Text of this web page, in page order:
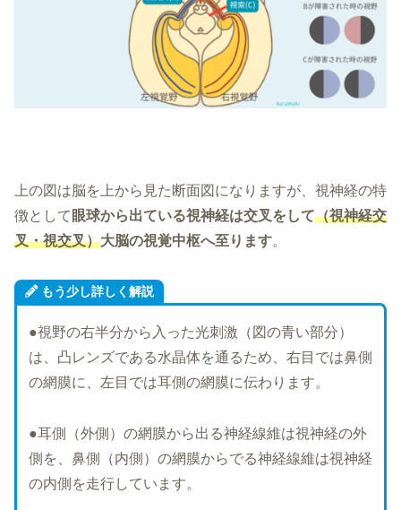
上の図は脳を上から見た断面図になりますが、視神経の特
徴として 眼球から出ている視神経は交叉をして（視神経交
叉・視交叉）大脳の視覚中枢へ至り ます。
もう少し詳しく解説
●視野の右半分から入った光刺激（図の青い部分）
は、凸レンズである水晶体を通るため、右目では鼻側
の網膜に、左目では耳側の網膜に伝わります。
●耳側（外側）の網膜から出る神経線維は視神経の外
側を、鼻側（内側）の網膜からでる神経線維は視神経
の内側を走行しています。